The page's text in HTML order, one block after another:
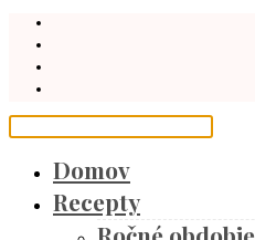
Domov
Recepty